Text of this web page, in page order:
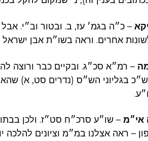
– כ״ה בגמ׳ עז, ב. ובטור וב״י.
אחרים. וראה בשו״ת אבן
– רמ״א סכ״ג. ובקיים כבר ורוצה
בגליוני הש״ס (נדרים סט, א)
אי״מ – שו״ע סרכ״ח סט״ז. ולכן
– ראה אצלנו במ״מ וציונים להלכה